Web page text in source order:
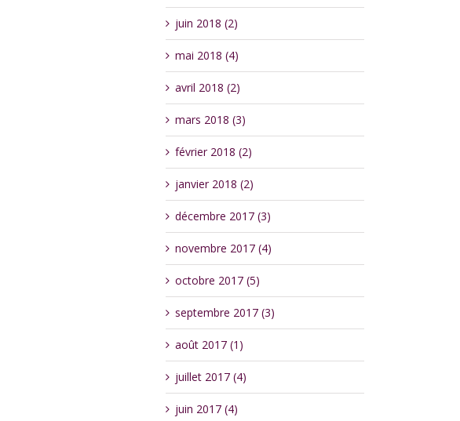
juin 2018 (2)
mai 2018 (4)
avril 2018 (2)
mars 2018 (3)
février 2018 (2)
janvier 2018 (2)
décembre 2017 (3)
novembre 2017 (4)
octobre 2017 (5)
septembre 2017 (3)
août 2017 (1)
juillet 2017 (4)
juin 2017 (4)